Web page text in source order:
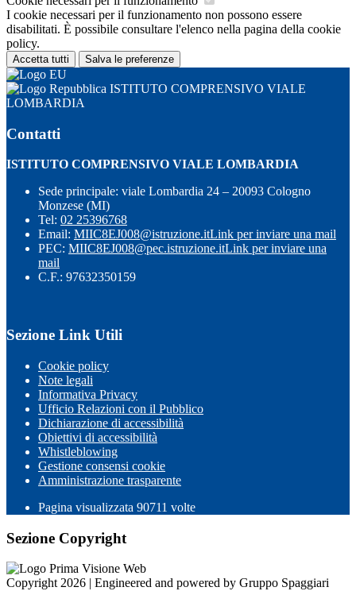
I cookie necessari per il funzionamento non possono essere
disabilitati. È possibile consultare l'elenco nella pagina della cookie
policy.
Accetta tutti Salva le preferenze
ISTITUTO COMPRENSIVO VIALE
LOMBARDIA
Contatti
ISTITUTO COMPRENSIVO VIALE LOMBARDIA
Sede principale: viale Lombardia 24 – 20093 Cologno
Monzese (MI)
Tel: 02 25396768
Email: MIIC8EJ008@istruzione.itLink per inviare una mail
PEC: MIIC8EJ008@pec.istruzione.itLink per inviare una
mail
C.F.: 97632350159
Sezione Link Utili
Cookie policy
Note legali
Informativa Privacy
Ufficio Relazioni con il Pubblico
Dichiarazione di accessibilità
Obiettivi di accessibilità
Whistleblowing
Gestione consensi cookie
Amministrazione trasparente
Pagina visualizzata 90711 volte
Sezione Copyright
Copyright 2026 | Engineered and powered by Gruppo Spaggiari